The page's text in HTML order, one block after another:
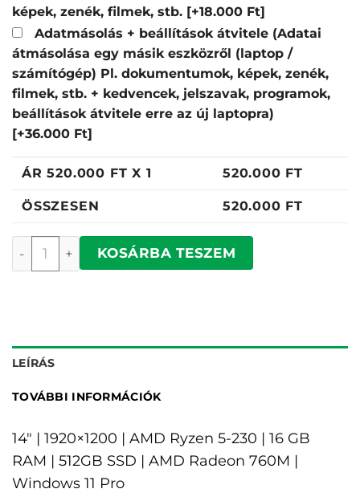
képek, zenék, filmek, stb. [+18.000 Ft]
Adatmásolás + beállítások átvitele (Adatai
átmásolása egy másik eszközről (laptop /
számítógép) Pl. dokumentumok, képek, zenék,
filmek, stb. + kedvencek, jelszavak, programok,
beállítások átvitele erre az új laptopra)
[+36.000 Ft]
ÁR520.000 FT X 1 520.000 FT
ÖSSZESEN 520.000 FT
Dell Pro mennyiségKOSÁRBA TESZEM
LEÍRÁS
TOVÁBBI INFORMÁCIÓK
14" | 1920×1200 | AMD Ryzen 5-230 | 16 GB
RAM | 512GB SSD | AMD Radeon 760M |
Windows 11 Pro